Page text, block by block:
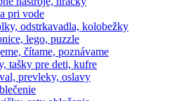
pri vode
odstrkavadla, kolobežky
lego, puzzle
čítame, poznávame
tašky pre deti, kufre
prevleky, oslavy